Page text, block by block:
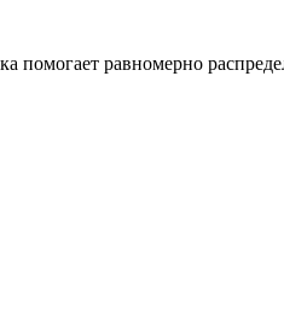
помогает равномерно